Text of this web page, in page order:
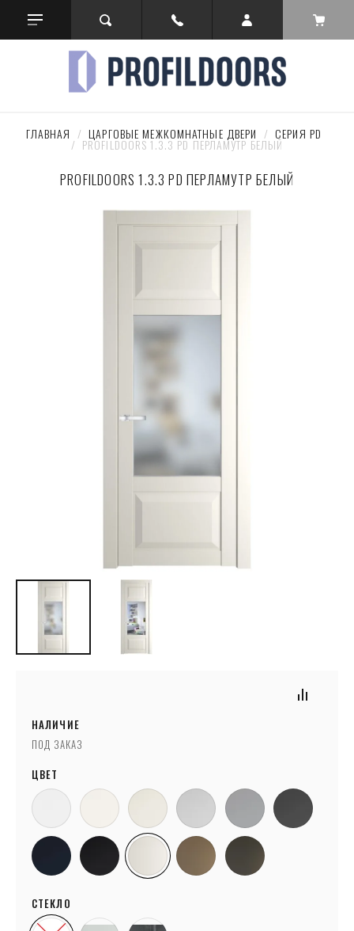
ГЛАВНАЯ
  /
ЦАРГОВЫЕ МЕЖКОМНАТНЫЕ ДВЕРИ
  /
СЕРИЯ PD
/  PROFILDOORS 1.3.3 PD ПЕРЛАМУТР БЕЛЫЙ
PROFILDOORS 1.3.3 PD ПЕРЛАМУТР БЕЛЫЙ
НАЛИЧИЕ
ПОД ЗАКАЗ
ЦВЕТ
СТЕКЛО